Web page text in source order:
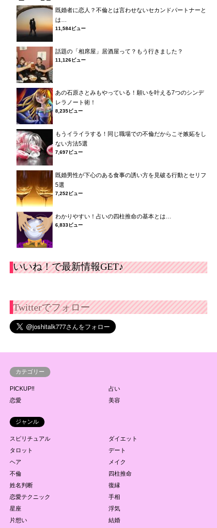
既婚者に恋人？不倫とは言わせないセカンドパートナーと
は…
11,584ビュー
話題の「相席屋」居酒屋って？もう行きました？
11,126ビュー
あの石原さとみもやっている！願いを叶える7つのシンデ
レラノート術！
8,235ビュー
もうイライラする！同じ職場での不倫だからこそ嫉妬をし
ない方法5選
7,697ビュー
既婚男性が下心のある食事の誘い方を見破る行動とセリフ
5選
7,252ビュー
わかりやすい！占いの四柱推命の基本とは…
6,833ビュー
いいね！で最新情報GET♪
Twitterでフォロー
カテゴリー
PICKUP!!
占い
恋愛
美容
ジャンル
スピリチュアル
ダイエット
タロット
デート
ヘア
メイク
不倫
四柱推命
姓名判断
復縁
恋愛テクニック
手相
星座
浮気
片想い
結婚